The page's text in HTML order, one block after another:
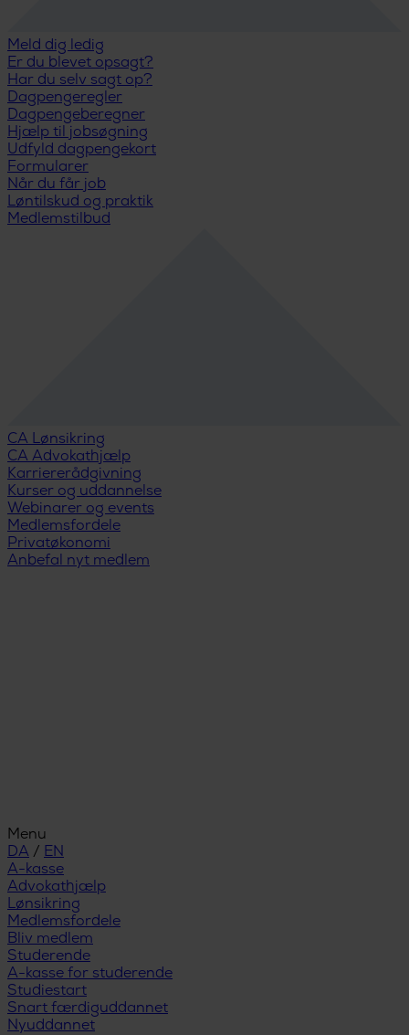
Meld dig ledig
Er du blevet opsagt?
Har du selv sagt op?
Dagpengeregler
Dagpengeberegner
Hjælp til jobsøgning
Udfyld dagpengekort
Formularer
Når du får job
Løntilskud og praktik
Medlemstilbud
CA Lønsikring
CA Advokathjælp
Karriererådgivning
Kurser og uddannelse
Webinarer og events
Medlemsfordele
Privatøkonomi
Anbefal nyt medlem
Menu
DA / EN
A-kasse
Advokathjælp
Lønsikring
Medlemsfordele
Bliv medlem
Studerende
A-kasse for studerende
Studiestart
Snart færdiguddannet
Nyuddannet